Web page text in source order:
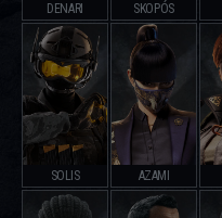
DENARI SKOPÓS
SOLIS AZAMI